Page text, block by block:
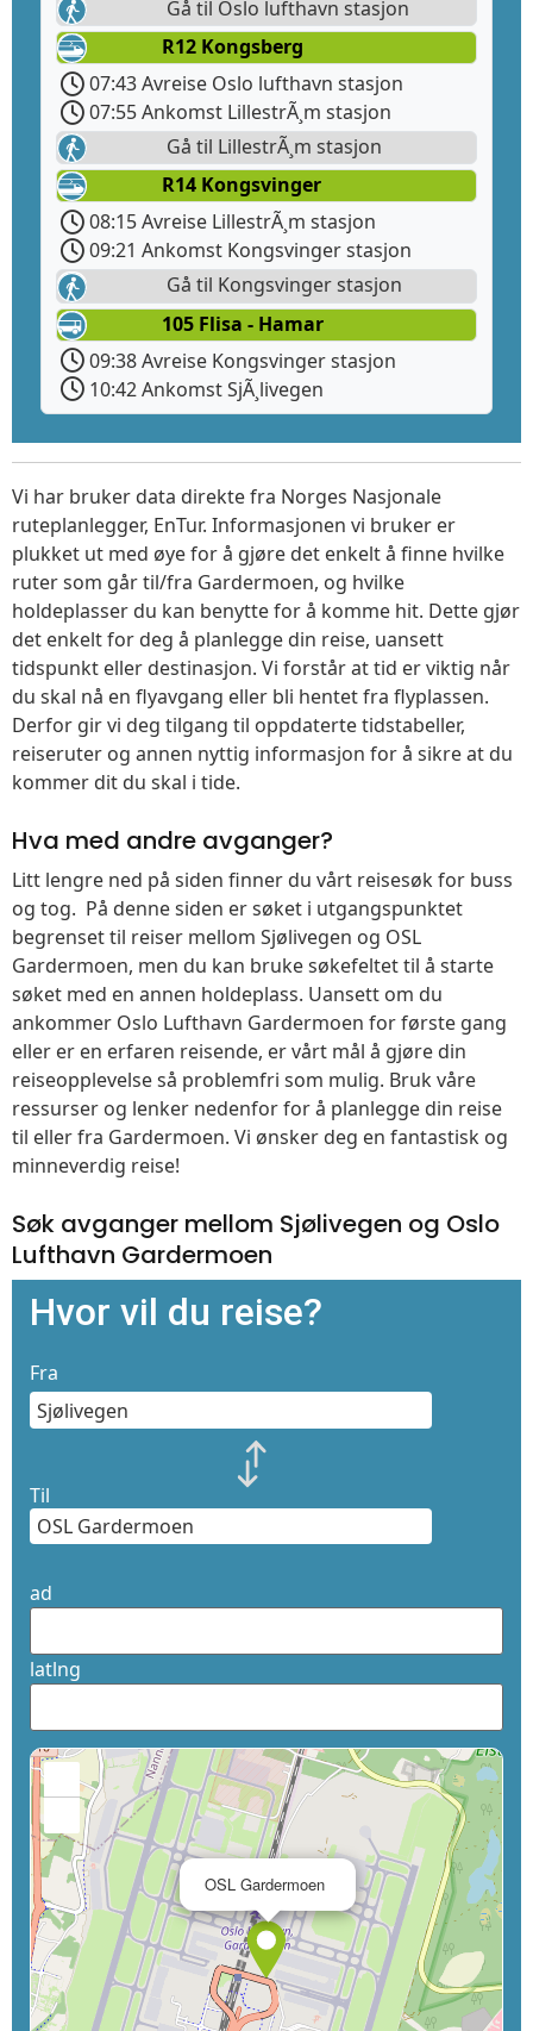
Gå til Oslo lufthavn stasjon
R12 Kongsberg
07:43 Avreise Oslo lufthavn stasjon
07:55 Ankomst LillestrÃ¸m stasjon
Gå til LillestrÃ¸m stasjon
R14 Kongsvinger
08:15 Avreise LillestrÃ¸m stasjon
09:21 Ankomst Kongsvinger stasjon
Gå til Kongsvinger stasjon
105 Flisa - Hamar
09:38 Avreise Kongsvinger stasjon
10:42 Ankomst SjÃ¸livegen
Vi har bruker data direkte fra Norges Nasjonale
ruteplanlegger, EnTur. Informasjonen vi bruker er
plukket ut med øye for å gjøre det enkelt å finne hvilke
ruter som går til/fra Gardermoen, og hvilke
holdeplasser du kan benytte for å komme hit. Dette gjør
det enkelt for deg å planlegge din reise, uansett
tidspunkt eller destinasjon. Vi forstår at tid er viktig når
du skal nå en flyavgang eller bli hentet fra flyplassen.
Derfor gir vi deg tilgang til oppdaterte tidstabeller,
reiseruter og annen nyttig informasjon for å sikre at du
kommer dit du skal i tide.
Hva med andre avganger?
Litt lengre ned på siden finner du vårt reisesøk for buss
og tog. På denne siden er søket i utgangspunktet
begrenset til reiser mellom Sjølivegen og OSL
Gardermoen, men du kan bruke søkefeltet til å starte
søket med en annen holdeplass. Uansett om du
ankommer Oslo Lufthavn Gardermoen for første gang
eller er en erfaren reisende, er vårt mål å gjøre din
reiseopplevelse så problemfri som mulig. Bruk våre
ressurser og lenker nedenfor for å planlegge din reise
til eller fra Gardermoen. Vi ønsker deg en fantastisk og
minneverdig reise!
Søk avganger mellom Sjølivegen og Oslo
Lufthavn Gardermoen
Hvor vil du reise?
Fra
Til
ad
latlng
OSL Gardermoen